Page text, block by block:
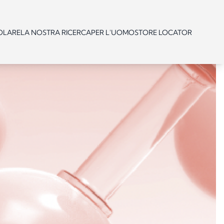
LA NOSTRA RICERCAPER L'UOMOSTORE LOCATOR